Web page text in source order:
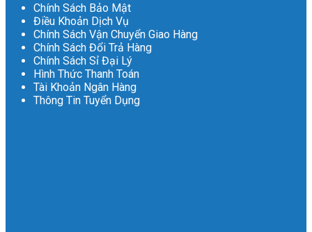
Chính Sách Bảo Mật
Điều Khoản Dịch Vụ
Chính Sách Vận Chuyển Giao Hàng
Chính Sách Đổi Trả Hàng
Chính Sách Sỉ Đại Lý
Hình Thức Thanh Toán
Tài Khoản Ngân Hàng
Thông Tin Tuyển Dụng